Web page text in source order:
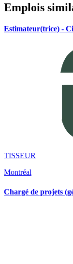
Emplois
Estimateur(trice) -
TISSEUR
Montréal
Chargé de projets